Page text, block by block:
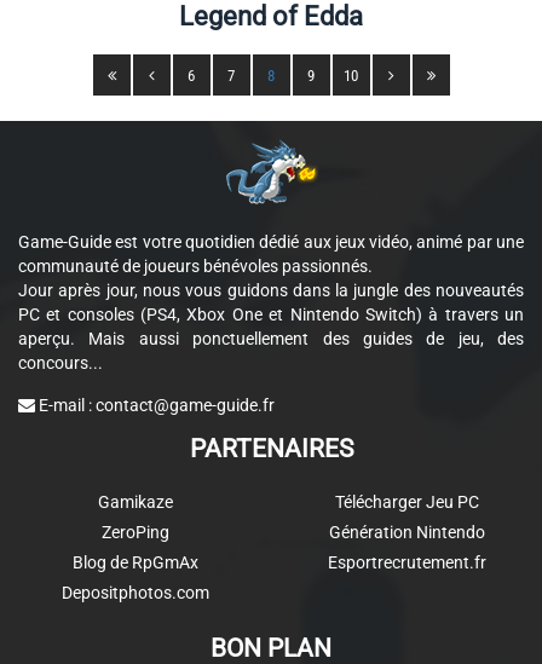
Legend of Edda
6 7 8 9 10
Game-Guide est votre quotidien dédié aux jeux vidéo, animé par une
communauté de joueurs bénévoles passionnés.
Jour après jour, nous vous guidons dans la jungle des nouveautés
PC et consoles (PS4, Xbox One et Nintendo Switch) à travers un
aperçu. Mais aussi ponctuellement des guides de jeu, des
concours...
E-mail :contact@game-guide.fr
PARTENAIRES
Gamikaze
ZeroPing
Blog de RpGmAx
Depositphotos.com
Télécharger Jeu PC
Génération Nintendo
Esportrecrutement.fr
BON PLAN